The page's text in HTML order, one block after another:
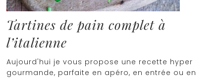
Tartines de pain complet à
l’italienne
Aujourd'hui je vous propose une recette hyper
gourmande, parfaite en apéro, en entrée ou en